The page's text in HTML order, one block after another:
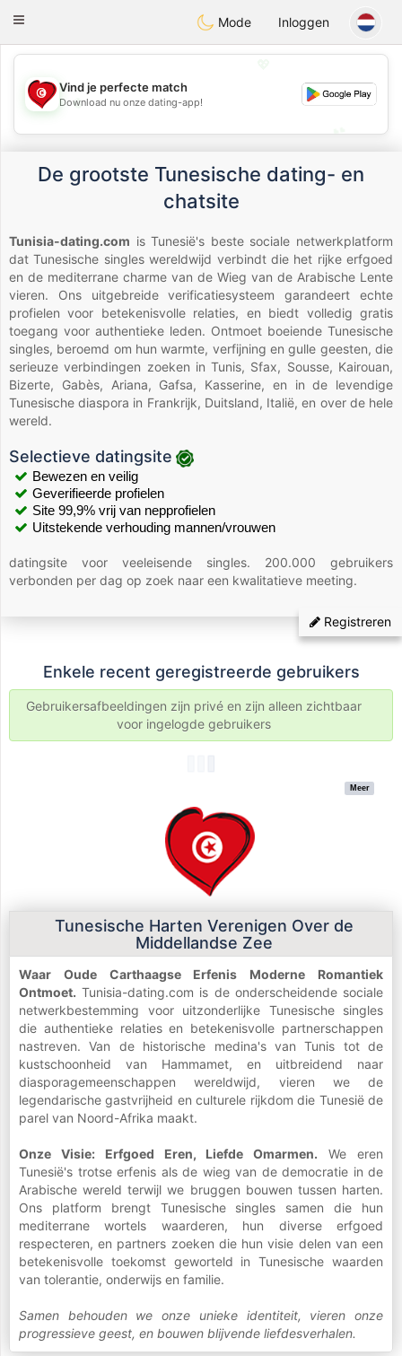
Tunisia Dating
Toggle
Mode Inloggen
💖
Vind je perfecte match
Download nu onze dating-app!
De grootste Tunesische dating- en
chatsite
Tunisia-dating.com is Tunesië's beste sociale netwerkplatform
dat Tunesische singles wereldwijd verbindt die het rijke erfgoed
en de mediterrane charme van de Wieg van de Arabische Lente
vieren. Ons uitgebreide verificatiesysteem garandeert echte
profielen voor betekenisvolle relaties, en biedt volledig gratis
toegang voor authentieke leden. Ontmoet boeiende Tunesische
singles, beroemd om hun warmte, verfijning en gulle geesten, die
serieuze verbindingen zoeken in Tunis, Sfax, Sousse, Kairouan,
Bizerte, Gabès, Ariana, Gafsa, Kasserine, en in de levendige
Tunesische diaspora in Frankrijk, Duitsland, Italië, en over de hele
wereld.
Selectieve datingsite
Bewezen en veilig
Geverifieerde profielen
Site 99,9% vrij van nepprofielen
Uitstekende verhouding mannen/vrouwen
datingsite voor veeleisende singles. 200.000 gebruikers
verbonden per dag op zoek naar een kwalitatieve meeting.
Registreren
Enkele recent geregistreerde gebruikers
Gebruikersafbeeldingen zijn privé en zijn alleen zichtbaar
voor ingelogde gebruikers
Meer
Tunesische Harten Verenigen Over de
Middellandse Zee
Waar Oude Carthaagse Erfenis Moderne Romantiek
Ontmoet. Tunisia-dating.com is de onderscheidende sociale
netwerkbestemming voor uitzonderlijke Tunesische singles
die authentieke relaties en betekenisvolle partnerschappen
nastreven. Van de historische medina's van Tunis tot de
kustschoonheid van Hammamet, en uitbreidend naar
diasporagemeenschappen wereldwijd, vieren we de
legendarische gastvrijheid en culturele rijkdom die Tunesië de
parel van Noord-Afrika maakt.
Onze Visie: Erfgoed Eren, Liefde Omarmen. We eren
Tunesië's trotse erfenis als de wieg van de democratie in de
Arabische wereld terwijl we bruggen bouwen tussen harten.
Ons platform brengt Tunesische singles samen die hun
mediterrane wortels waarderen, hun diverse erfgoed
respecteren, en partners zoeken die hun visie delen van een
betekenisvolle toekomst geworteld in Tunesische waarden
van tolerantie, onderwijs en familie.
Samen behouden we onze unieke identiteit, vieren onze
progressieve geest, en bouwen blijvende liefdesverhalen.